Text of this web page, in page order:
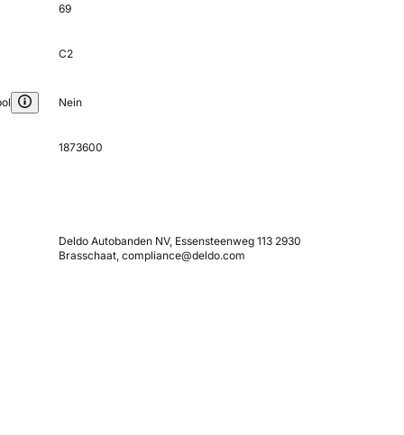
69
C2
Nein
1873600
Deldo Autobanden NV, Essensteenweg 113 2930
Brasschaat, compliance@deldo.com